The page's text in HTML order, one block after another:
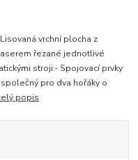
vrchní plocha z
řezané jednotlivé
stroji.- Spojovací prvky
pro dva hořáky o
popis